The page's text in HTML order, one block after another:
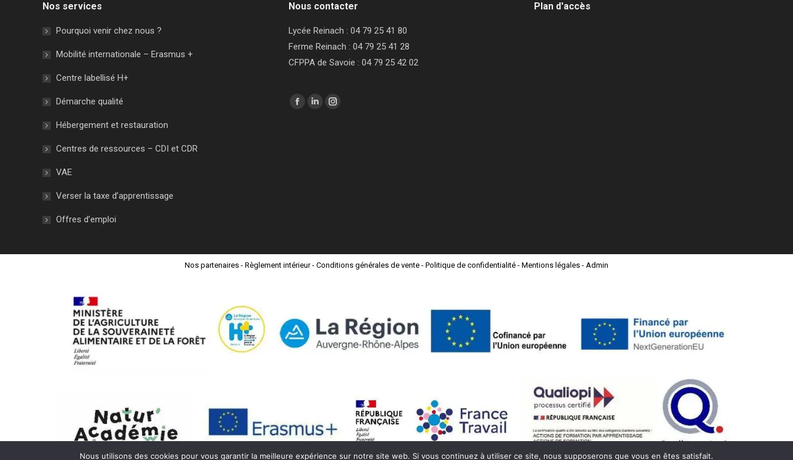
Nos services
Pourquoi venir chez nous ?
Mobilité internationale – Erasmus +
Centre labellisé H+
Démarche qualité
Hébergement et restauration
Centres de ressources – CDI et CDR
VAE
Verser la taxe d’apprentissage
Offres d’emploi
Nous contacter
Lycée Reinach : 04 79 25 41 80
Ferme Reinach : 04 79 25 41 28
CFPPA de Savoie : 04 79 25 42 02
Trouvez nous sur :
Facebook
LinkedInInstagram
Plan d'accès
Nos partenaires - Règlement intérieur- Conditions générales de vente - Politique de confidentialité - Mentions légales - Admin
Nous utilisons des cookies pour vous garantir la meilleure expérience sur notre site web. Si vous continuez à utiliser ce site, nous supposerons que vous en êtes satisfait.